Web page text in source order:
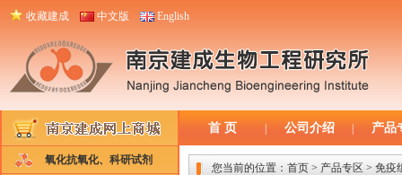
收藏建成 中文版 English
首 页 公司介绍 产品
氧化抗氧化、科研试剂
您当前的位置： 首页 > 产品专区 > 免疫